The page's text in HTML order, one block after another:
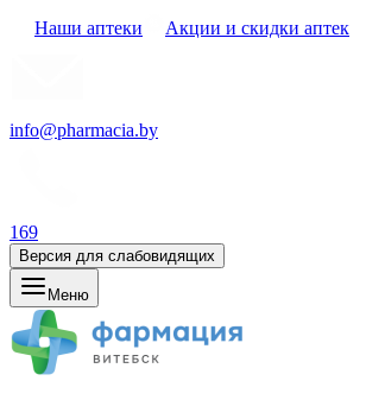
Наши аптеки Акции и скидки аптек
info@pharmacia.by
169
Версия для слабовидящих
Меню